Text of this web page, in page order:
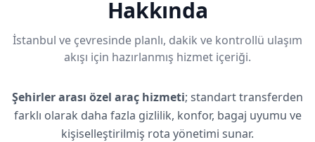
Hakkında
İstanbul ve çevresinde planlı, dakik ve kontrollü ulaşım
akışı için hazırlanmış hizmet içeriği.
Şehirler arası özel araç hizmeti; standart transferden
farklı olarak daha fazla gizlilik, konfor, bagaj uyumu ve
kişiselleştirilmiş rota yönetimi sunar.